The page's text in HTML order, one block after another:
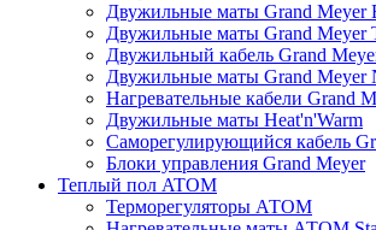
Двужильные маты Grand Meyer
Двужильные маты Grand Meyer
Двужильный кабель Grand
Двужильные маты Grand Meyer
Нагревательные кабели Grand
Двужильные маты Heat'n'Warm
Саморегулирующийся кабель
Блоки управления Grand Meyer
Теплый пол ATOM
Терморегуляторы АТОМ